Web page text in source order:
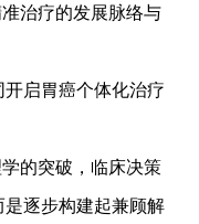
治疗的发展脉络与
启胃癌个体化治疗
的突破，临床决策
逐步构建起兼顾解